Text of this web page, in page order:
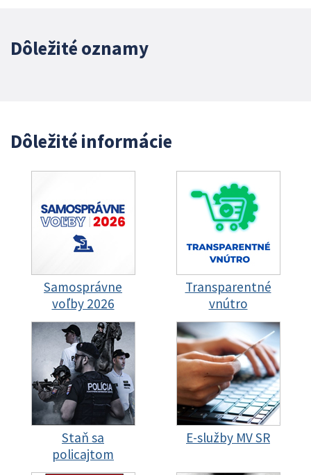
Dôležité oznamy
Dôležité informácie
Samosprávne
voľby 2026
Transparentné
vnútro
Staň sa
policajtom
E-služby MV SR